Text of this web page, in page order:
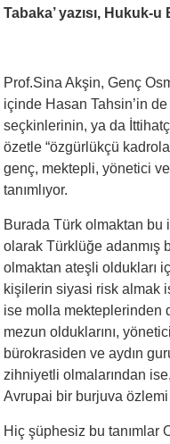
Tabaka’ yazısı, Hukuk-
Prof.Sina Akşin, Genç
içinde Hasan Tahsin’in
seçkinlerinin, ya da
özetle “özgürlükçü
genç, mektepli, yönetici
tanımlıyor.
Burada Türk olmaktan bu
olarak Türklüğe adanmış
olmaktan ateşli oldukları
kişilerin siyasi risk almak
ise molla mekteplerinden
mezun olduklarını,
bürokrasiden ve aydın
zihniyetli olmalarından
Avrupai bir burjuva özlemi
Hiç şüphesiz bu tanımlar